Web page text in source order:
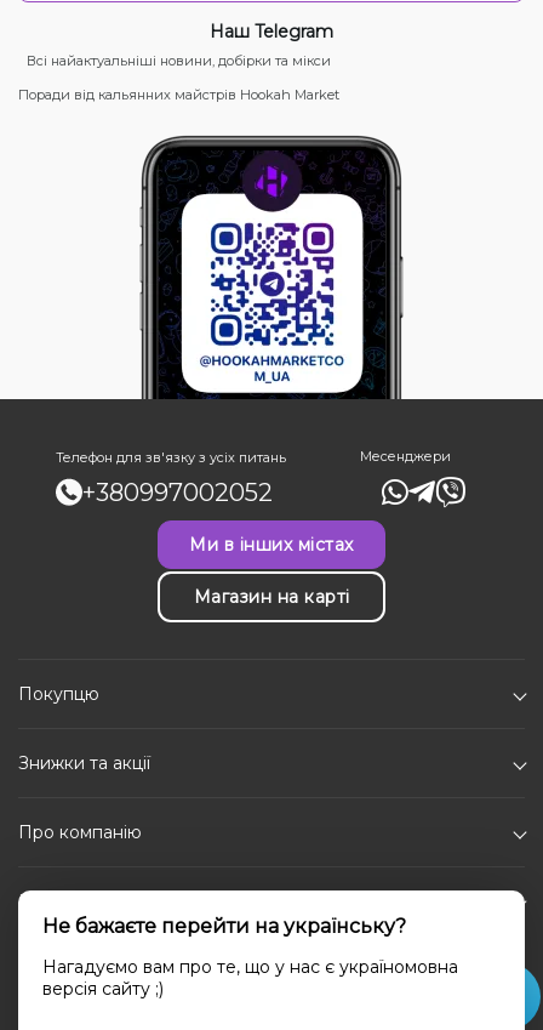
Наш Telegram
Всі найактуальніші новини, добірки та мікси
Поради від кальянних майстрів Hookah Market
Телефон для зв'язку з усіх питань
+380997002052
Месенджери
Ми в інших містах
Магазин на карті
Покупцю
Знижки та акції
Про компанію
Каталог
Соціальні мережі
Не бажаєте перейти на українську?
Нагадуємо вам про те, що у нас є україномовна
версія сайту ;)